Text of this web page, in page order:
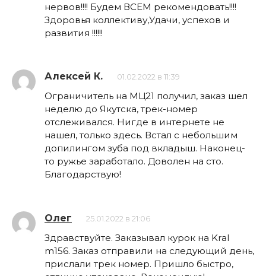
нервов!!!! Будем ВСЕМ рекомендовать!!!!
Здоровья коллективу,Удачи, успехов и
развития !!!!!!
Алексей К. 01.02.2022 в 11:39
Ограничитель на МЦ21 получил, заказ шел
неделю до Якутска, трек-номер
отслеживался. Нигде в интернете не
нашел, только здесь. Встал с небольшим
допилингом зуба под вкладыш. Наконец-
то ружье заработало. Доволен на сто.
Благодарствую!
Олег 25.01.2022 в 21:06
Здравствуйте. Заказывал курок на Kral
m156. Заказ отправили на следующий день,
прислали трек номер. Пришло быстро,